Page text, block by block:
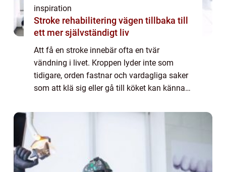
inspiration
Stroke rehabilitering vägen tillbaka till
ett mer självständigt liv
Att få en stroke innebär ofta en tvär
vändning i livet. Kroppen lyder inte som
tidigare, orden fastnar och vardagliga saker
som att klä sig eller gå till köket kan kännas
forskning att hjärnan kan återhämta s...